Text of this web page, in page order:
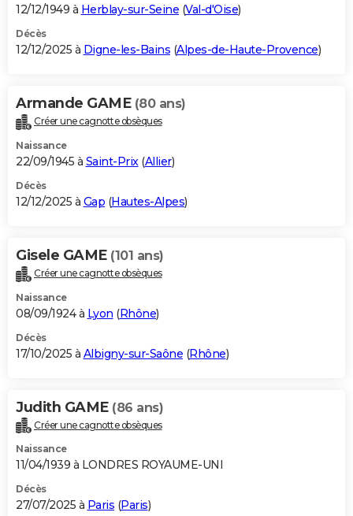
S'inscrire
Se connecter
Lycées
Collèges
Primaires
Universités
Entreprises
Service militaire
Avis de recherche
AVIS DE DÉCÈS
Bricolage
Lifestyle
Culture
Sport
Auto
Television
Voyage
Cinema
12/12/1949 à Herblay-sur-Seine (Val-d'Oise)
Décès
12/12/2025 à Digne-les-Bains (Alpes-de-Haute-Provence)
Armande GAME (80 ans)
Créer une cagnotte obsèques
Naissance
22/09/1945 à Saint-Prix(Allier)
Décès
12/12/2025 à Gap (Hautes-Alpes)
Gisele GAME (101 ans)
Créer une cagnotte obsèques
Naissance
08/09/1924 à Lyon (Rhône)
Décès
17/10/2025 à Albigny-sur-Saône (Rhône)
Judith GAME (86 ans)
Créer une cagnotte obsèques
Naissance
11/04/1939 à LONDRES ROYAUME-UNI
Décès
27/07/2025 à Paris (Paris)